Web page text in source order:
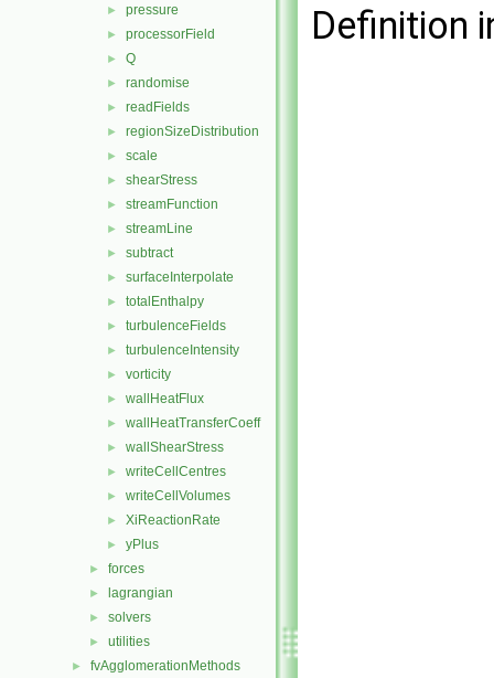
► pressure
► processorField
► Q
► randomise
► readFields
► regionSizeDistribution
► scale
► shearStress
► streamFunction
► streamLine
► subtract
► surfaceInterpolate
► totalEnthalpy
► turbulenceFields
► turbulenceIntensity
► vorticity
► wallHeatFlux
► wallHeatTransferCoeff
► wallShearStress
► writeCellCentres
► writeCellVolumes
► XiReactionRate
► yPlus
► forces
► lagrangian
► solvers
► utilities
► fvAgglomerationMethods
Definition